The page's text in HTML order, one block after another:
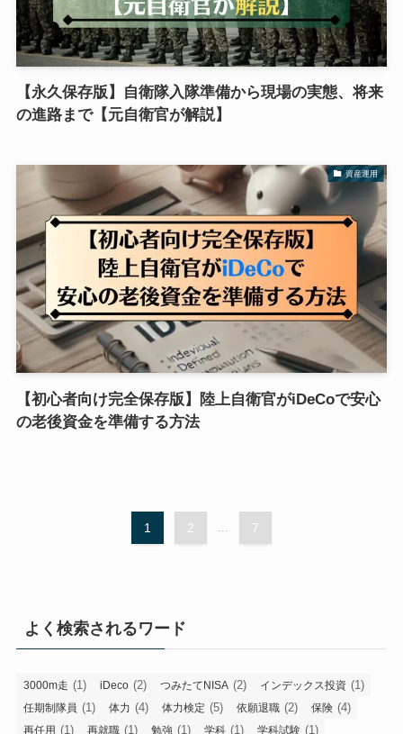
【永久保存版】自衛隊入隊準備から現場の実態、将来
の進路まで【元自衛官が解説】
資産運用
【初心者向け完全保存版】陸上自衛官がiDeCoで安心
の老後資金を準備する方法
1 2 ... 7
よく検索されるワード
3000m走 (1) iDeco (2) つみたてNISA (2) インデックス投資 (1)
任期制隊員 (1) 体力 (4) 体力検定 (5) 依願退職 (2) 保険 (4)
再任用 (1) 再就職 (1) 勉強 (1) 学科 (1) 学科試験 (1)